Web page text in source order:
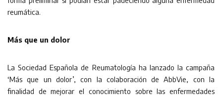
reumática.
Más que un dolor
La Sociedad Española de Reumatología ha lanzado la campaña
‘Más que un dolor’, con la colaboración de AbbVie, con la
finalidad de mejorar el conocimiento sobre las enfermedades